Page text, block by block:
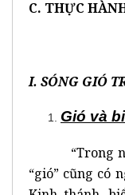
C. THỰC
Đừng
I. SÓNG GIÓ
Gió và
“Trong
“gió” cũng có